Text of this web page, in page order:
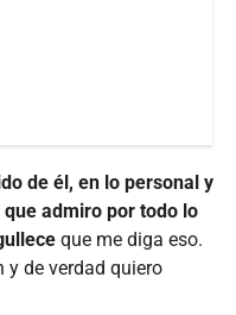
de él, en lo personal y
admiro por todo lo
que me diga eso.
y de verdad quiero